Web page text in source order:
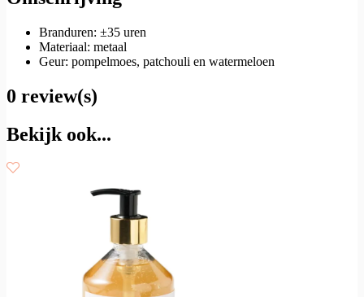
Branduren: ±35 uren
Materiaal: metaal
Geur: pompelmoes, patchouli en watermeloen
0 review(s)
Bekijk ook...